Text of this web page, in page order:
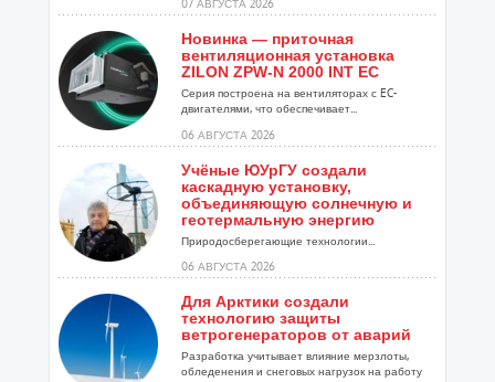
07 АВГУСТА 2026
Новинка — приточная
вентиляционная установка
ZILON ZPW-N 2000 INT EC
Серия построена на вентиляторах с EC-
двигателями, что обеспечивает...
06 АВГУСТА 2026
Учёные ЮУрГУ создали
каскадную установку,
объединяющую солнечную и
геотермальную энергию
Природосберегающие технологии...
06 АВГУСТА 2026
Для Арктики создали
технологию защиты
ветрогенераторов от аварий
Разработка учитывает влияние мерзлоты,
обледенения и снеговых нагрузок на работу